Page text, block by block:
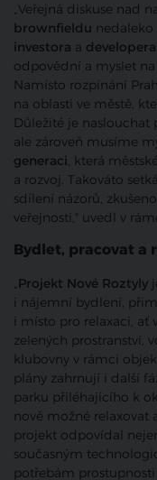
„Veřejná diskuse nad
brownfieldu
investora a developera
odpovědní a myslet
Namísto rozpínání
na oblasti ve městě,
Důležité je naslouchat
ale zároveň musíme
generaci, která
a rozvoj. Takováto
sdílení názorů,
veřejnosti," uvedl v
Bydlet, pracovat a
„Projekt Nové Roztyly
i nájemní bydlení,
i místo pro relaxaci, ať
zelených prostranství,
klubovny v rámci
plány zahrnují i další
parku přiléhajícího k
nově možné relaxovat
projekt odpovídal
současným
potřebám